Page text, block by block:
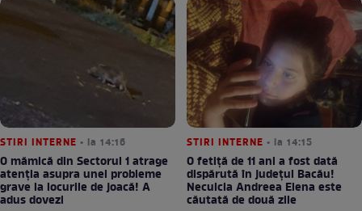
STIRI INTERNE • la 14:16
O mămică din Sectorul 1 atrage
atenția asupra unei probleme
grave la locurile de joacă! A
adus dovezi
STIRI INTERNE • la 14:15
O fetiță de 11 ani a fost dată
dispărută în județul Bacău!
Neculcia Andreea Elena este
căutată de două zile